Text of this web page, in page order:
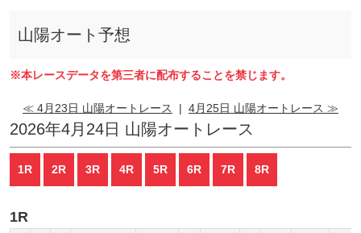
山陽オート予想
※本レースデータを第三者に配布することを禁じます。
≪ 4月23日 山陽オートレース | 4月25日 山陽オートレース ≫
2026年4月24日 山陽オートレース
1R 2R 3R 4R 5R 6R 7R 8R
1R